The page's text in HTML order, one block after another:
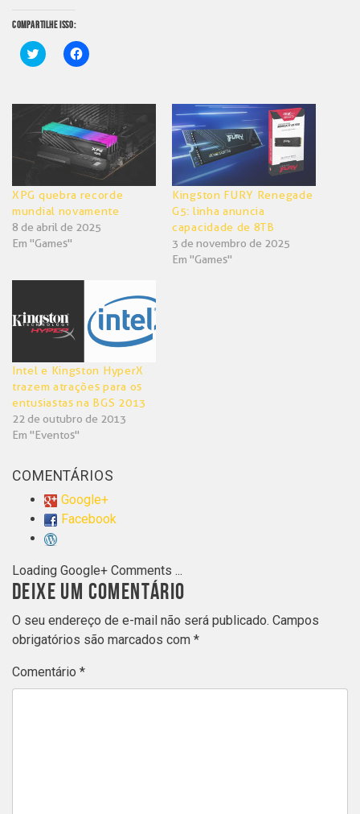
COMPARTILHE ISSO:
Clique
para
em
nova
janela)
Clique
para
em
nova
janela)
XPG quebra recorde
mundial novamente
8 de abril de 2025
Em "Games"
Kingston FURY Renegade
G5: linha anuncia
capacidade de 8TB
3 de novembro de 2025
Em "Games"
Intel e Kingston HyperX
trazem atrações para os
entusiastas na BGS 2013
22 de outubro de 2013
Em "Eventos"
COMENTÁRIOS
Google+
Facebook
Loading Google+ Comments ...
DEIXE UM COMENTÁRIO
O seu endereço de e-mail não será publicado. Campos
obrigatórios são marcados com *
Comentário *